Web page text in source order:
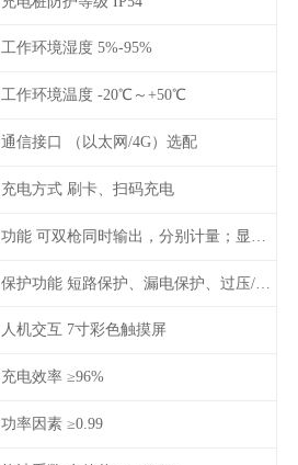
工作环境湿度 5%-95%
工作环境温度 -20℃～+50℃
通信接口 （以太网/4G）选配
充电方式 刷卡、扫码充电
保护功能 短路保护、漏电保护、过压/欠压保护、过流保护、过温保护、蓄电池反接保护、过充保护
人机交互 7寸彩色触摸屏
充电效率 ≥96%
功率因素 ≥0.99